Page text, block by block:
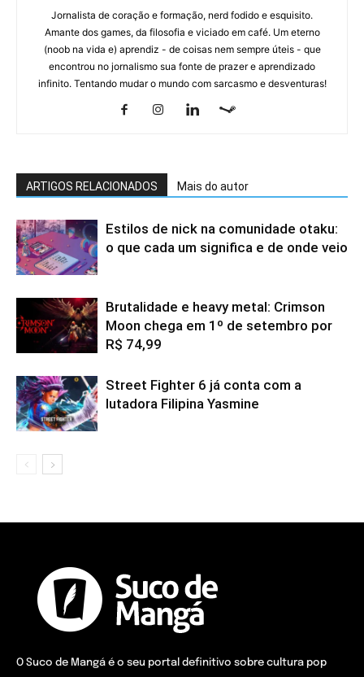
Jornalista de coração e formação, nerd fodido e esquisito.
Amante dos games, da filosofia e viciado em café. Um eterno
(noob na vida e) aprendiz - de coisas nem sempre úteis - que
encontrou no jornalismo sua fonte de prazer e aprendizado
infinito. Tentando mudar o mundo com sarcasmo e desventuras!
ARTIGOS RELACIONADOS Mais do autor
Estilos de nick na comunidade otaku:
o que cada um significa e de onde veio
Brutalidade e heavy metal: Crimson
Moon chega em 1º de setembro por
R$ 74,99
Street Fighter 6 já conta com a
lutadora Filipina Yasmine
O Suco de Mangá é o seu portal definitivo sobre cultura pop